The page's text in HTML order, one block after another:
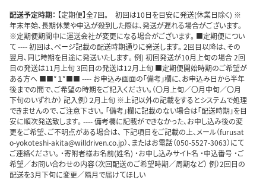
配送予定時期： 【定期便】全7回。 初回は10日を目安に発送(休業日除く) ※
年末年始、長期休業や申込が殺到した際は、発送が遅れる場合がございます。
※定期便期間中に運送会社が変更になる場合がございます。 ■定期便につい
て ---- 初回は、ページ記載の配送時期通りに発送します。 2回目以降は､その
翌月､同じ時期を目途に発送いたします｡ 例) 初回発送が10月上旬の場合 2回
目の発送は11月上旬 3回目の発送は12月上旬 ■定期便開始時期のご希望が
ある方へ ■■*１*■■ ---- お申込み画面の「備考」欄に、お申込み日から半年
後までの間で、ご希望の時期をご記入ください。（〇月上旬／〇月中旬／〇月
下旬のいずれか） 記入例）２月上旬 ※上記以外の記載をするとシステムで処理
できませんので、ご注意下さい。 「備考」欄に記載のない場合は「配送時期」を目
安に順次発送致します。 ---- 備考欄に記載ができなかった、お申し込み後の変
更をご希望、ご不明点がある場合は、 下記項目をご記載の上、メール（furusat
o-yokoteshi-akita@willdriven.co.jp）、またはお電話（050-5527-3063）にて
ご連絡ください。 ・寄附者様お名前(姓名) ・お申し込みサイト名 ・申込番号 ・ご
希望／お問い合わせの内容（次回配送のご希望時期／周期など） 例）2回目の
配送を3月下旬に変更／隔月で届けてほしい